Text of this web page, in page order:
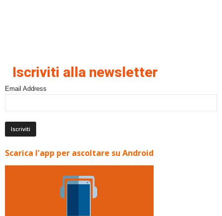
Iscriviti alla newsletter
Email Address
Scarica l'app per ascoltare su Android